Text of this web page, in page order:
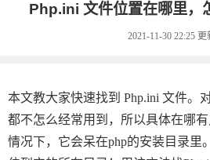
Php.ini 文件位置在哪里，
2021-11-30 22:25 更
本文教大家快速找到 Php.ini 文件。
都不怎么经常用到，所以具体在哪
情况下，它会呆在php的安装目录里